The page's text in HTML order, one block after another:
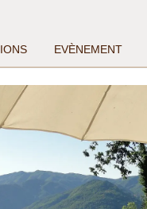
EVÈNEMENT